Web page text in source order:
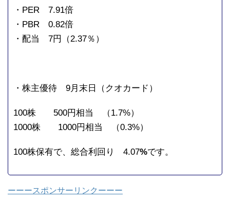
・PER 7.91倍
・PBR 0.82倍
・配当 7円（2.37％）
・株主優待 9月末日（クオカード）
100株 500円相当 （1.7%）
1000株 1000円相当 （0.3%）
100株保有で、総合利回り 4.07%です。
ーーースポンサーリンクーーー